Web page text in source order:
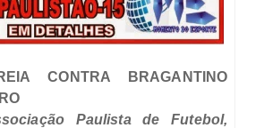
CONTRA BRAGANTINO
Paulista de Futebol,